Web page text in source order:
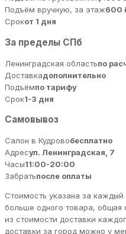
Подъём вручную, за этаж600
Срокот 1 дня
За пределы СПб
Ленинградская областьпо
Доставкадополнительно
Подъёмпо тарифу
Срок1-3 дня
Самовывоз
Салон в Кудровобесплатно
Адресул. Ленинградская, 7
Часы11:00-20:00
Забратьпосле оплаты
Стоимость указана за
больше одного товара, общая
из стоимости доставки
доставки за город можно у